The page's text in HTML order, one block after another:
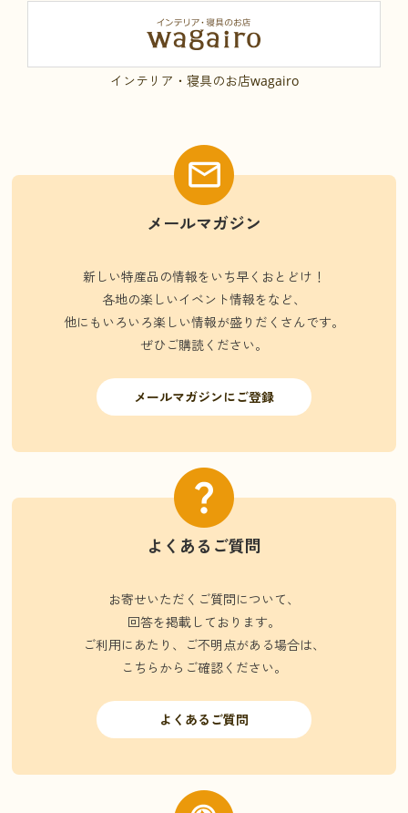
インテリア・寝具のお店wagairo
メールマガジン
新しい特産品の情報をいち早くおとどけ！
各地の楽しいイベント情報をなど、
他にもいろいろ楽しい情報が盛りだくさんです。
ぜひご購読ください。
メールマガジンにご登録
よくあるご質問
お寄せいただくご質問について、
回答を掲載しております。
ご利用にあたり、ご不明点がある場合は、
こちらからご確認ください。
よくあるご質問